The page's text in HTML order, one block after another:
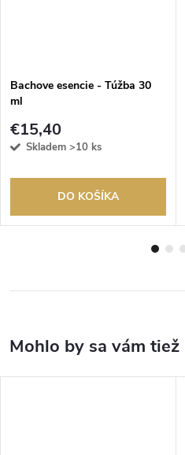
Bachove esencie - Túžba 30
ml
€15,40
Skladem >10 ks
DO KOŠÍKA